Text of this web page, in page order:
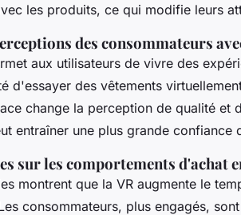
les produits, ce qui modifie leurs
des consommateurs
aux utilisateurs de vivre des
d'essayer des vêtements
change la perception de qualité et
entraîner une plus grande confiance
sur les comportements d'achat
montrent que la VR augmente le
consommateurs, plus engagés,